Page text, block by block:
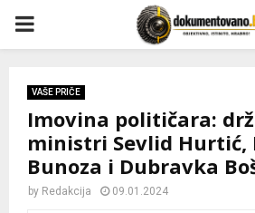
P
M
VAŠE PRIČE
Imovina političara:
ministri Sevlid Hurtić,
Bunoza i Dubravka
by Redakcija 09.01.2024